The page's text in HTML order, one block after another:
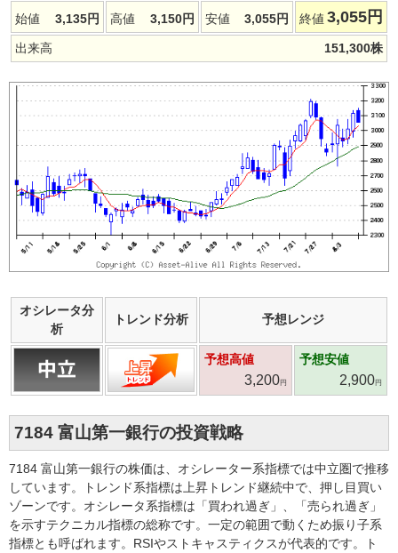
始値 3,135円 高値 3,150円 安値 3,055円 終値 3,055 円
出来高 151,300株
オシレータ分
析
トレンド分析 予想レンジ
予想高値
3,200円
予想安値
2,900円
7184 富山第一銀行の投資戦略
7184 富山第一銀行の株価は、オシレーター系指標では中立圏で推移
しています。トレンド系指標は上昇トレンド継続中で、押し目買い
ゾーンです。オシレータ系指標は「買われ過ぎ」、「売られ過ぎ」
を示すテクニカル指標の総称です。一定の範囲で動くため振り子系
指標とも呼ばれます。RSIやストキャスティクスが代表的です。ト